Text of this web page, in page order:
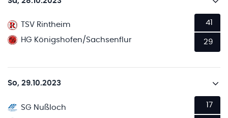
TSV Rintheim
HG Königshofen/Sachsenflur
41
29
So, 29.10.2023
SG Nußloch
17